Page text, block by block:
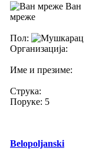
Ван
мреже
Пол:
Организација:
Име и презиме:
Струка:
Поруке: 5
Belopoljanski